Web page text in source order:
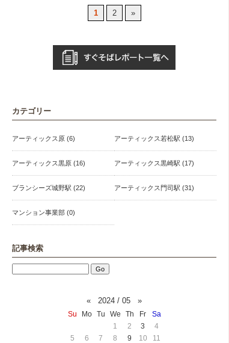
1 2 »
カテゴリー
アーティックス原 (6) アーティックス若松駅 (13)
アーティックス黒原 (16) アーティックス黒崎駅 (17)
ブランシーズ城野駅 (22) アーティックス門司駅 (31)
マンション事業部 (0)
記事検索
« 2024 / 05 »
Su Mo Tu We Th Fr
Sa
1
2 3
4
5
6 7 8 9 10
11